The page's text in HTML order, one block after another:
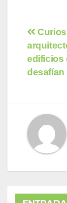
de
edificios
desafían